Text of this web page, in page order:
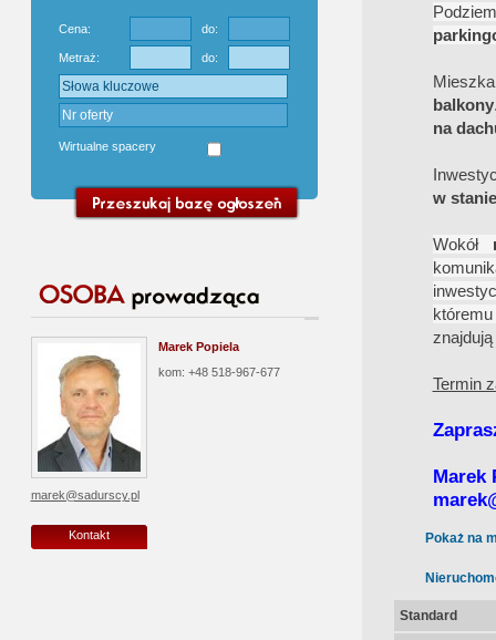
Cena: do:
Metraż: do:
Wirtualne spacery
Marek Popiela
kom: +48 518-967-677
marek@sadurscy.pl
Kontakt
balkony
na
w
Wokół
Termin
Marek
Pokaż na
Standard